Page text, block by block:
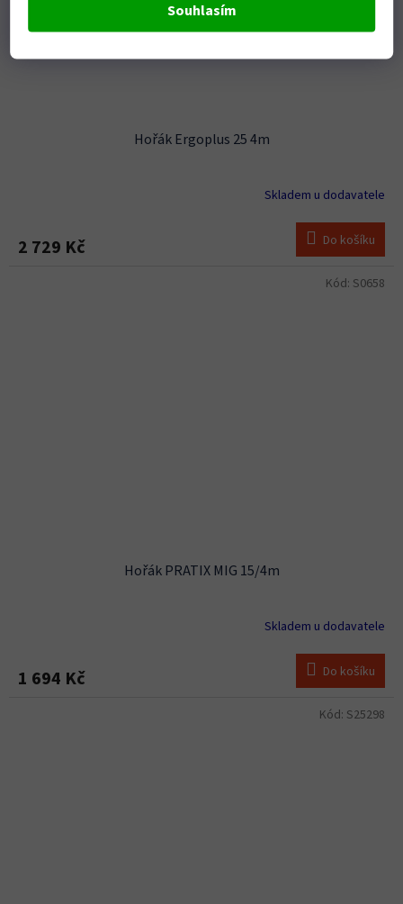
Souhlasím
Hořák Ergoplus 25 4m
Skladem u dodavatele
2 729 Kč Do košíku
Hořák PRATIX MIG 15/4m
Skladem u dodavatele
1 694 Kč Do košíku
Kód: S0658
Kód: S25298